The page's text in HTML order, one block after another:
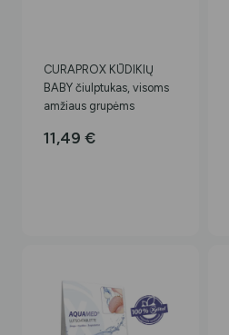
CURAPROX KŪDIKIŲ
BABY čiulptukas, visoms
amžiaus grupėms
11,49€